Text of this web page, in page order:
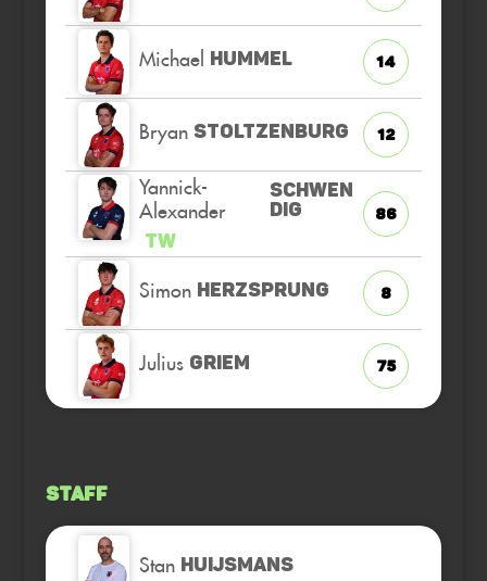
Michael HUMMEL 14
Bryan STOLTZENBURG 12
Yannick-
Alexander
SCHWEN
DIG
TW
86
Simon HERZSPRUNG 8
Julius GRIEM 75
Staff
Stan HUIJSMANS